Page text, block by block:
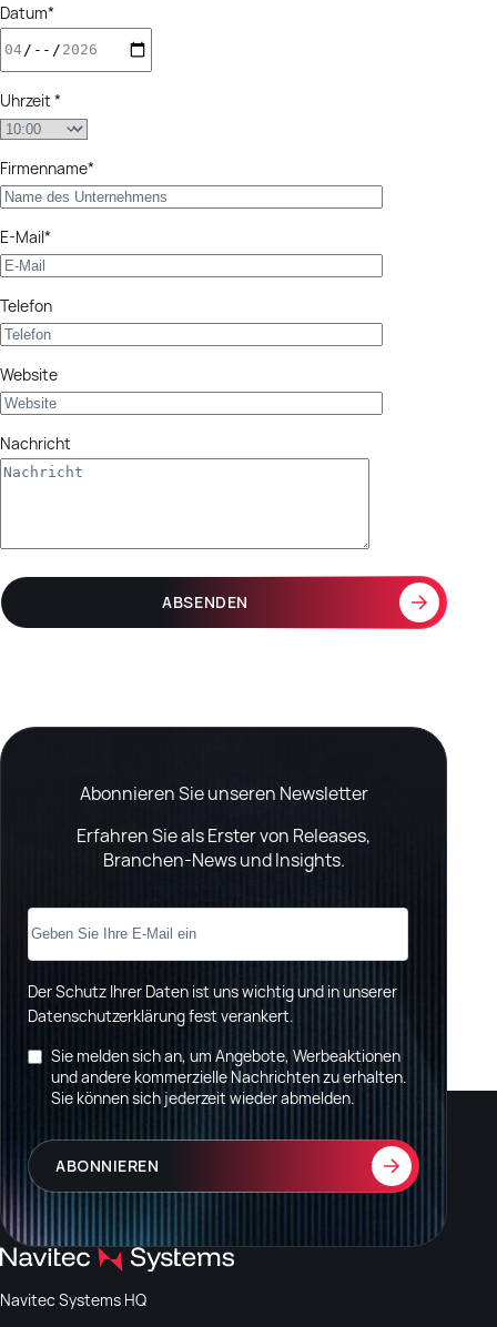
Datum*
Uhrzeit *
Firmenname*
E-Mail*
Telefon
Website
Nachricht
Abonnieren Sie unseren Newsletter
Erfahren Sie als Erster von Releases,
Branchen-News und Insights.
Der Schutz Ihrer Daten ist uns wichtig und in unserer
Datenschutzerklärung fest verankert.
Sie melden sich an, um Angebote, Werbeaktionen
und andere kommerzielle Nachrichten zu erhalten.
Sie können sich jederzeit wieder abmelden.
Navitec Systems HQ